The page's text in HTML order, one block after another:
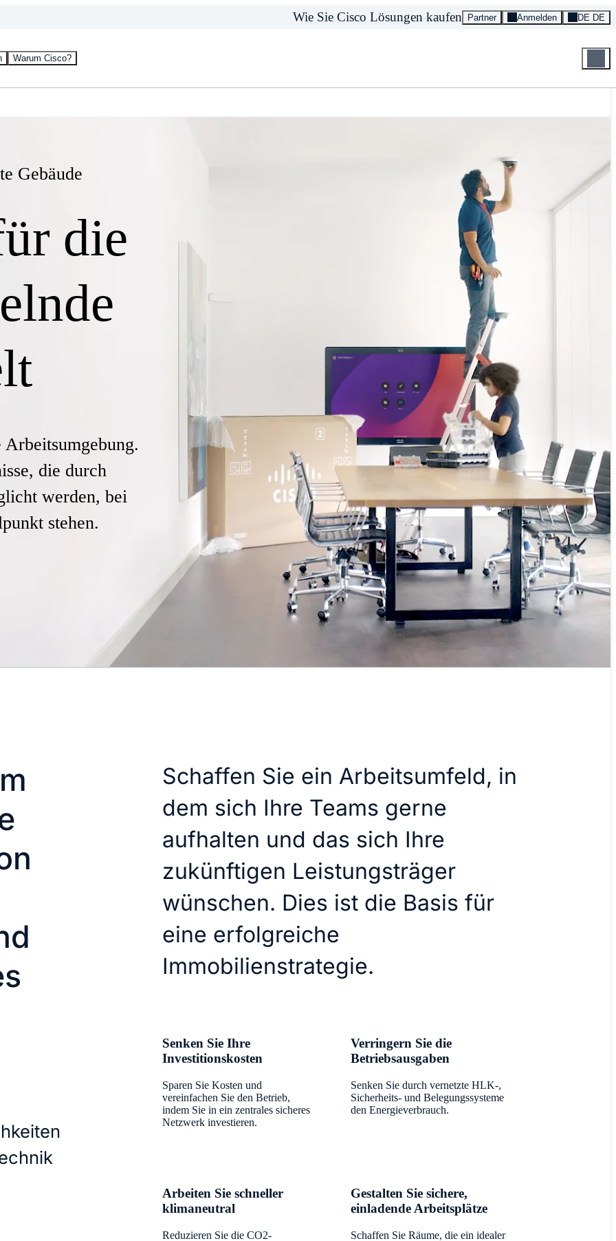
Warum Cisco?
Wie Sie Cisco Lösungen kaufen Partner Anmelden DE DE
Gebäude
die
die durch
werden, bei
stehen.
Schaffen Sie ein Arbeitsumfeld, in
dem sich Ihre Teams gerne
aufhalten und das sich Ihre
zukünftigen Leistungsträger
wünschen. Dies ist die Basis für
eine erfolgreiche
Immobilienstrategie.
Senken Sie Ihre
Investitionskosten
Sparen Sie Kosten und
vereinfachen Sie den Betrieb,
indem Sie in ein zentrales sicheres
Netzwerk investieren.
Verringern Sie die
Betriebsausgaben
Senken Sie durch vernetzte HLK-,
Sicherheits- und Belegungssysteme
den Energieverbrauch.
Arbeiten Sie schneller
klimaneutral
Reduzieren Sie die CO2-
Gestalten Sie sichere,
einladende Arbeitsplätze
Schaffen Sie Räume, die ein idealer